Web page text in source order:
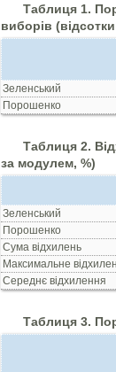
Таблиця 1.
виборів
Зеленський
Порошенко
Таблиця 2.
за модулем, %)
Зеленський
Порошенко
Сума відхилень
Максимальне
Середнє відхилення
Таблиця 3.